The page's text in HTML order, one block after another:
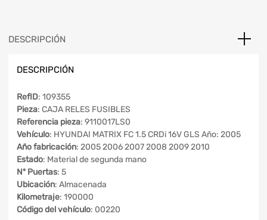
DESCRIPCIÓN
DESCRIPCIÓN
RefID: 109355
Pieza: CAJA RELES FUSIBLES
Referencia pieza: 9110017LS0
Vehículo: HYUNDAI MATRIX FC 1.5 CRDi 16V GLS Año: 2005
Año fabricación: 2005 2006 2007 2008 2009 2010
Estado: Material de segunda mano
Nº Puertas: 5
Ubicación: Almacenada
Kilometraje: 190000
Código del vehículo: 00220